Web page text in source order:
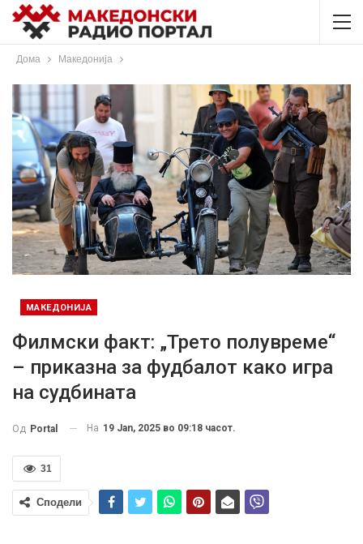
Дома Македонија
МАКЕДОНИЈА
Филмски факт: „Трето полувреме“
– приказна за фудбалот како игра
на судбината
Од Portal На 19 Jan, 2025 во 09:18 часот.
31
Сподели